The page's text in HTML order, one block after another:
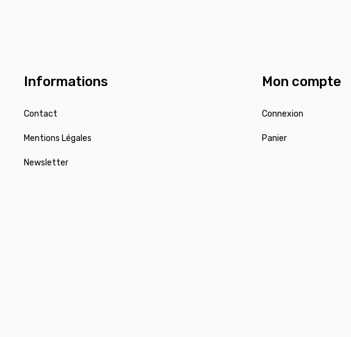
Informations
Contact
Mentions Légales
Newsletter
Mon compte
Connexion
Panier